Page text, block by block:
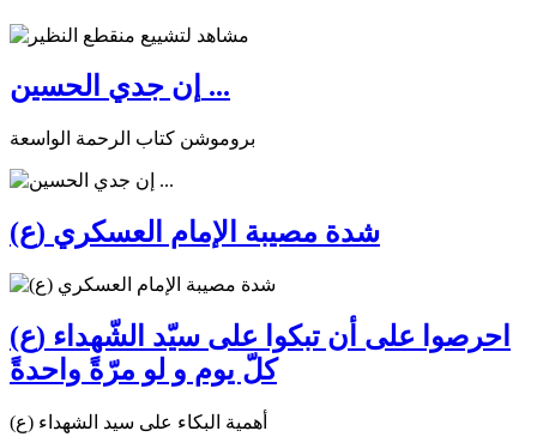
إن جدي الحسين ...
بروموشن كتاب الرحمة الواسعة
شدة مصيبة الإمام العسكري (ع)
احرصوا على أن تبكوا على سيّد الشّهداء (ع)
كلّ يوم و لو مرّةً واحدةً
أهمية البكاء على سيد الشهداء (ع)